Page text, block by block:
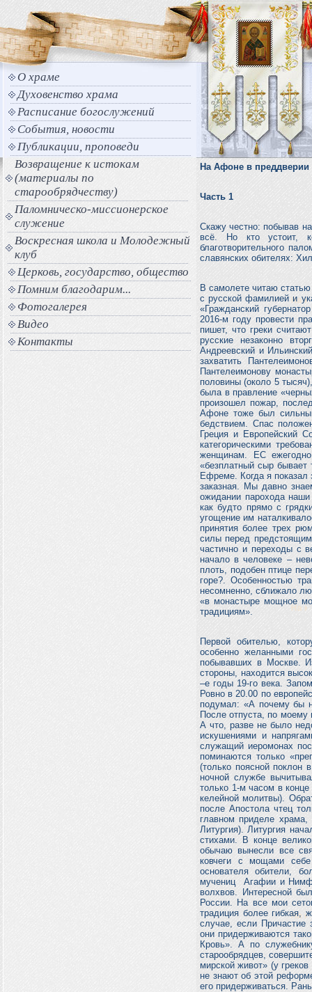
О храме
Духовенство храма
Расписание богослужений
События, новости
Публикации, проповеди
Возвращение к истокам
(материалы по
старообрядчеству)
Паломническо-миссионерское
служение
Воскресная школа и Молодежный
клуб
Церковь, государство, общество
Помним благодарим...
Фотогалерея
Видео
Контакты
На Афоне в преддверии
Часть 1
Скажу честно: побывав
всё. Но кто устоит,
благотворительного
славянских обителях:
В самолете читаю
с русской фамилией и
«Гражданский
2016-м году провести
пишет, что греки
русские незаконно
Андреевский и
захватить
Пантелеимонову
половины (около 5
была в правление
произошел пожар,
Афоне тоже был
бедствием. Спас
Греция и Европейский
категорическими
женщинам. ЕС ежегодно
«безплатный сыр бывает
Ефреме. Когда я показал
заказная. Мы давно
ожидании парохода
как будто прямо с
угощение им
принятия более трех
силы перед
частично и переходы с
начало в человеке –
плоть, подобен птице
горе?. Особенностью
несомненно, сближало
«в монастыре мощное
традициям».
Первой обителью,
особенно желанными
побывавших в Москве.
стороны, находится
–е годы 19-го века.
Ровно в 20.00 по
подумал: «А почему бы
После отпуста, по
А что, разве не было
искушениями и
служащий иеромонах
поминаются только
(только поясной
ночной службе
только 1-м часом в
келейной молитвы).
после Апостола чтец
главном приделе
Литургия). Литургия
стихами. В конце
обычаю вынесли все
ковчеги с мощами себе
основателя обители,
мучениц Агафии и
волхвов. Интересной
России. На все мои
традиция более гибкая,
случае, если Причастие
они придерживаются
Кровь». А по
старообрядцев,
мирской живот» (у
не знают об этой
его придерживаться.